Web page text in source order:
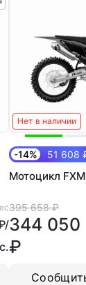
Нет в наличии
-14% 51 608
Мотоцикл
395 658 ₽
344 050
₽